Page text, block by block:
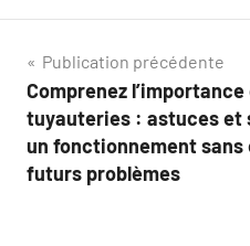
Navigation
de
l’article
Publication précédente
Comprenez
tuyauteries : astuces et
un fonctionnement
futurs problèmes